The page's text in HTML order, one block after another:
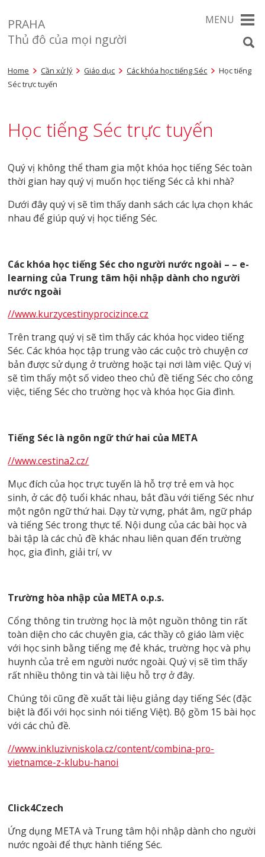
PRAHA
Thủ đô của mọi người
MENU
Home Cần xử lý Giáo dục Các khóa học tiếng Séc
Học tiếng
Séc trực tuyến
Học tiếng Séc trực tuyến
Quý vị không thể tham gia một khóa học tiếng Séc toàn
thời gian hay quý vị muốn học tiếng Séc cả khi nhà?
Dưới đây quý vị sẽ tìm thấy danh sách các lựa chọn khác
nhau để giúp quý vị học tiếng Séc.
Các khóa học tiếng Séc cho người nước ngoài – – e-
learning của Trung tâm hội nhập dành cho người
nước ngoài
//www.kurzycestinyprocizince.cz
Trên trang quý vị sẽ tìm thấy các khóa học video tiếng
Séc. Các khóa học tập trung vào các cuộc trò chuyện cơ
bản được sử dụng ở trường hoặc tại nơi làm việc. Quý vị
sẽ tìm thấy một số video theo chủ đề tiếng Séc cho công
việc, tiếng Séc cho trường học và khóa học Gia đình.
Tiếng Séc là ngôn ngữ thứ hai của META
//www.cestina2.cz/
Mục đích của học trực tuyến là hỗ trợ trẻ em và học
sinh, ở các độ tuổi khác nhau, bắt đầu với tiếng Séc như
một ngôn ngữ thứ hai. Dạy từ vựng, phát âm, ngữ pháp
và tiếng Séc trong thực tế. Nội dung của các bài học và
bài tập là các chủ đề khác nhau liên quan đến trường
học, gia đình, giải trí, vv
Trường hòa nhập của META o.p.s.
Cổng thông tin trường học là một nguồn thông tin rất
toàn diện cho các chuyên gia, các thầy cô giáo làm việc
với học sinh bằng tiếng mẹ đẻ khác, trường học và phụ
huynh của trẻ em người nước ngoài. Quý vị sẽ tìm thấy
rất nhiều thông tin và tài liệu hỗ trợ ở đây.
Chúng tôi cũng đề xuất tài liệu giảng dạy tiếng Séc (đặc
biệt là đối với học sinh nói tiếng Việt). Bộ gồm 15 bài học
với các chủ đề.
//www.inkluzivniskola.cz/content/combina-pro-
vietnamce-z-klubu-hanoi
Click4Czech
Ứng dụng META và Trung tâm hội nhập dành cho người
nước ngoài để thực hành tiếng Séc.